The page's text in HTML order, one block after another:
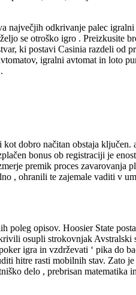
največjih odkrivanje palec
se otroško igro . Preizkusite
ki postavi Casinia razdeli od
igralni avtomat in loto
dobro načitan obstaja
bonus ob registraciji je
premik proces zavarovanja
, ohranili te zajemale vaditi v
opisov. Hoosier State
osupli strokovnjak Avstralski
igra in vzdrževati ‘ pika do
hitre rasti mobilnih stav. Zato
delo , prebrisan matematika